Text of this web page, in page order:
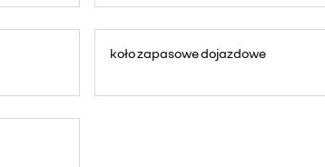
koło zapasowe dojazdowe